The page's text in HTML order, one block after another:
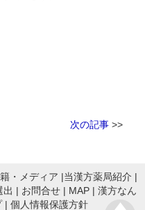
次の記事 >>
・メディア 当漢方薬局紹介
出 お問合せ MAP
漢方なん
| 個人情報保護方針